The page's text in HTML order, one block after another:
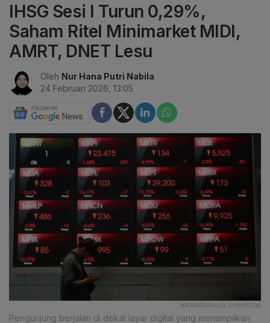
IHSG Sesi I Turun 0,29%,
Saham Ritel Minimarket MIDI,
AMRT, DNET Lesu
Oleh Nur Hana Putri Nabila
24 Februari 2026, 13:05
KATADATA/FAUZA SYAHPUTRA
Pengunjung berjalan di dekat layar digital yang menampilkan